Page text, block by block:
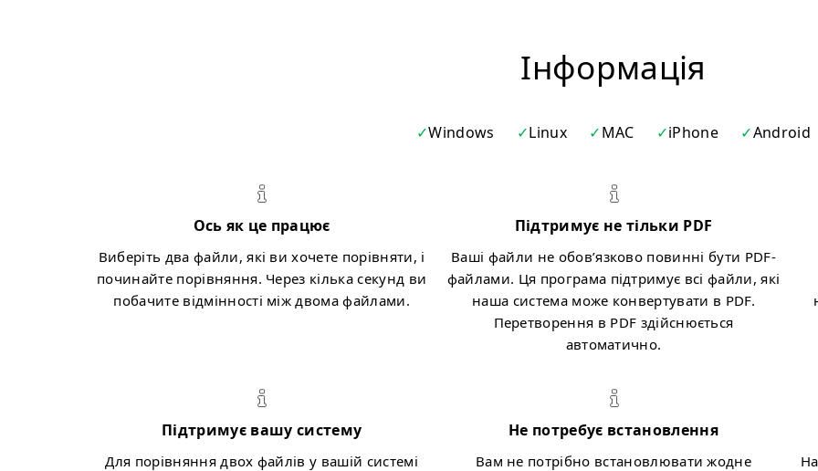
Iнформація
Windows Linux MAC iPhone Android
Ось як це працює
Виберіть два файли, які ви хочете порівняти, і
починайте порівняння. Через кілька секунд ви
побачите відмінності між двома файлами.
Підтримує не тільки PDF
Ваші файли не обов’язково повинні бути PDF-
файлами. Ця програма підтримує всі файли, які
наша система може конвертувати в PDF.
Перетворення в PDF здійснюється
автоматично.
Підтримує вашу систему
Для порівняння двох файлів у вашій системі
Не потребує встановлення
Вам не потрібно встановлювати жодне